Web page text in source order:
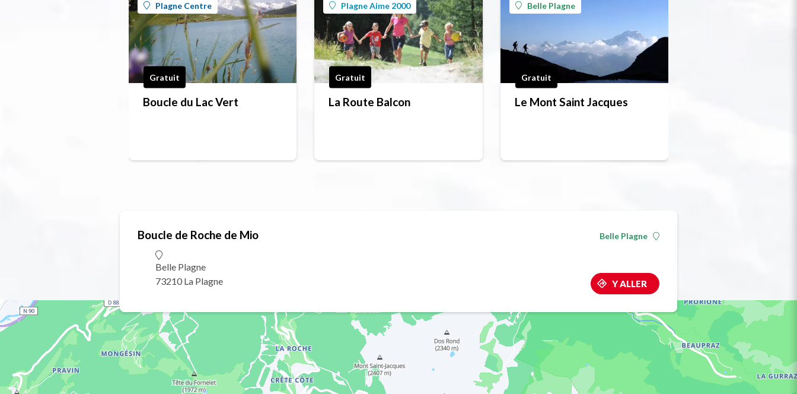
Plagne Centre
Gratuit
Boucle du Lac Vert
Plagne Aime 2000
Gratuit
La Route Balcon
Belle Plagne
Gratuit
Le Mont Saint Jacques
Boucle de Roche de Mio
Belle Plagne
73210 La Plagne
Belle Plagne
Y ALLER